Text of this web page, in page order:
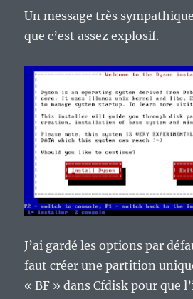
Un message très
que c’est assez explosif.
J’ai gardé les options par
faut créer une partition
« BF » dans Cfdisk pour que